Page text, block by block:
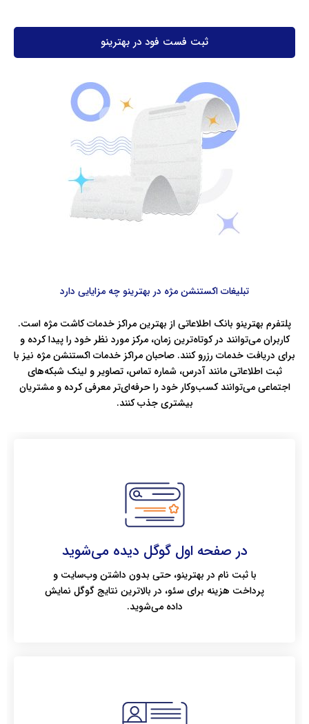
ثبت فست فود در بهترینو
تبلیغات اکستنشن مژه در بهترینو چه مزایایی دارد
پلتفرم بهترینو بانک اطلاعاتی از بهترین مراکز خدمات کاشت مژه است.
کاربران می‌توانند در کوتاه‌ترین زمان، مرکز مورد نظر خود را پیدا کرده و
برای دریافت خدمات رزرو کنند. صاحبان مراکز خدمات اکستنشن مژه نیز با
ثبت اطلاعاتی مانند آدرس، شماره تماس، تصاویر و لینک شبکه‌های
اجتماعی می‌توانند کسب‌وکار خود را حرفه‌ای‌تر معرفی کرده و مشتریان
بیشتری جذب کنند.
در صفحه اول گوگل دیده می‌شوید
با ثبت نام در بهترینو، حتی بدون داشتن وب‌سایت و
پرداخت هزینه برای سئو، در بالاترین نتایج گوگل نمایش
داده می‌شوید.